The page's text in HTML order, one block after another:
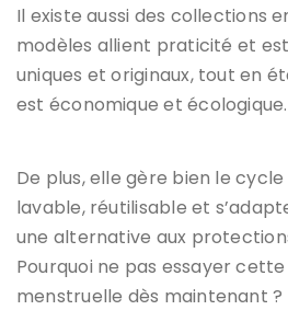
Il existe aussi des collections
modèles allient praticité et
uniques et originaux, tout en
est économique et écologique.
De plus, elle gère bien le
lavable, réutilisable et
une alternative aux
Pourquoi ne pas essayer
menstruelle dès maintenant ?